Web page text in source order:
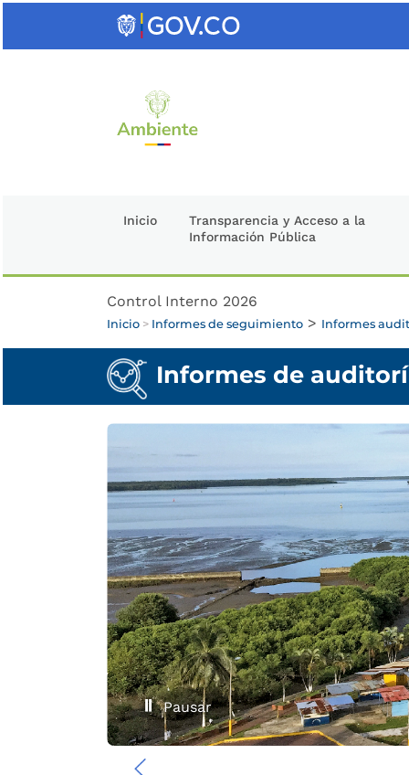
Inicio
Transparencia y Acceso a la
Información Pública
Control Interno 2026
Inicio > Informes de seguimiento > Informes
Informes de
‹
Pausar